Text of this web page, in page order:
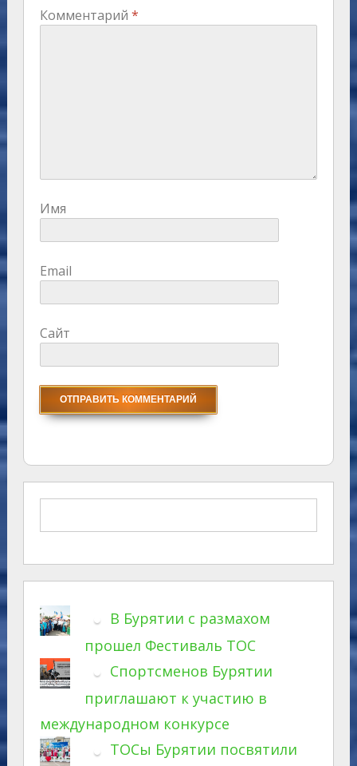
Комментарий *
Имя
Email
Сайт
В Бурятии с размахом
прошел Фестиваль ТОС
Спортсменов Бурятии
приглашают к участию в
международном конкурсе
ТОСы Бурятии посвятили